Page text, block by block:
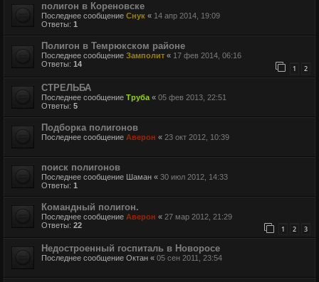
полигон в Кореновске
Последнее сообщение Снук « 14 апр 2014, 19:09
Ответы: 1
Полигон в Темрюкском районе
Последнее сообщение Замполит « 17 фев 2014, 06:16
Ответы: 14 1 2
СТРЕЛЬБА
Последнее сообщение Труба « 05 фев 2013, 22:51
Ответы: 5
Подборка полигонов
Последнее сообщение Аверон « 23 окт 2012, 10:39
поиск полигонов
Последнее сообщение Шаман « 30 июл 2012, 14:33
Ответы: 1
Командный полигон.
Последнее сообщение Аверон « 27 мар 2012, 21:29
Ответы: 22 1 2 3
Недостроенный госпиталь в Новоросе
Последнее сообщение Октан « 05 сен 2011, 23:54